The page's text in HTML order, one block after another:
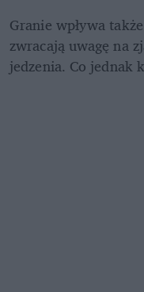
Granie wpływa
zwracają uwagę na
jedzenia. Co jednak